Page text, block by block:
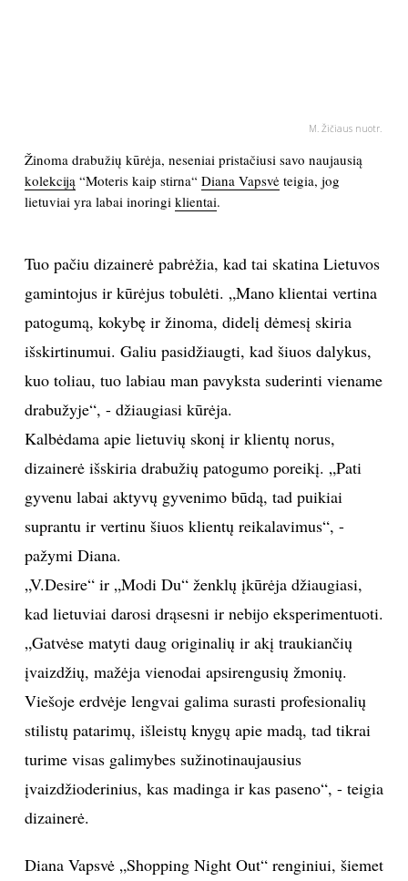
POLITIKA
LAISVALAIKIS
KINAS
MUZIKA
TEATRAS
SPORTAS
FOTOGRAFIJA
MENAS
ORAI
ĮDOMYBĖS
ISTORIJA
KNYGOS
M. Žičiaus nuotr.
Žinoma drabužių kūrėja, neseniai pristačiusi savo naujausią
kolekciją “Moteris kaip stirna“ Diana Vapsvėteigia, jog
lietuviai yra labai inoringi klientai.
Tuo pačiu dizainerė pabrėžia, kad tai skatina Lietuvos
gamintojus ir kūrėjus tobulėti. „Mano klientai vertina
patogumą, kokybę ir žinoma, didelį dėmesį skiria
išskirtinumui. Galiu pasidžiaugti, kad šiuos dalykus,
kuo toliau, tuo labiau man pavyksta suderinti viename
drabužyje“, - džiaugiasi kūrėja.
Kalbėdama apie lietuvių skonį ir klientų norus,
dizainerė išskiria drabužių patogumo poreikį. „Pati
gyvenu labai aktyvų gyvenimo būdą, tad puikiai
suprantu ir vertinu šiuos klientų reikalavimus“, -
pažymi Diana.
„V.Desire“ ir „Modi Du“ ženklų įkūrėja džiaugiasi,
kad lietuviai darosi drąsesni ir nebijo eksperimentuoti.
„Gatvėse matyti daug originalių ir akį traukiančių
įvaizdžių, mažėja vienodai apsirengusių žmonių.
Viešoje erdvėje lengvai galima surasti profesionalių
stilistų patarimų, išleistų knygų apie madą, tad tikrai
turime visas galimybes sužinotinaujausius
įvaizdžioderinius, kas madinga ir kas paseno“, - teigia
dizainerė.
Diana Vapsvė „Shopping Night Out“ renginiui, šiemet